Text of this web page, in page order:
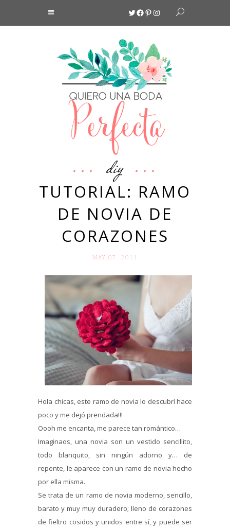
Twitter
Facebook
Pinterest
Instagram
diy
TUTORIAL: RAMO
DE NOVIA DE
CORAZONES
MAY 07. 2011
Hola chicas, este ramo de novia lo descubrí hace
poco y me dejó prendada!!!
Oooh me encanta, me parece tan romántico…
Imaginaos, una novia son un vestido sencillito,
todo blanquito, sin ningún adorno y… de
repente, le aparece con un ramo de novia hecho
por ella misma.
Se trata de un ramo de novia moderno, sencillo,
barato y muy muy duradero; lleno de corazones
de fieltro cosidos y unidos entre sí, y puede ser